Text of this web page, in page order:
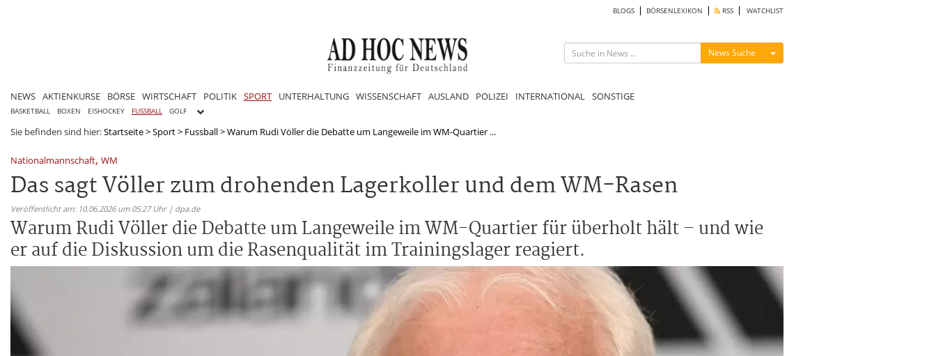
BLOGS BÖRSENLEXIKON RSS WATCHLIST
News Suche Menü ein-/ausblenden
NEWS AKTIENKURSE BÖRSE WIRTSCHAFT POLITIK SPORT UNTERHALTUNG WISSENSCHAFT AUSLAND POLIZEI INTERNATIONAL SONSTIGE
BASKETBALL BOXEN EISHOCKEY FUSSBALL GOLF
Sie befinden sind hier:Startseite>Sport> Fussball>Warum Rudi Völler die Debatte um Langeweile im WM-Quartier ...
Nationalmannschaft, WM
Das sagt Völler zum drohenden Lagerkoller und dem WM-Rasen
Veröffentlicht am: 10.06.2026 um 05:27 Uhr | dpa.de
Warum Rudi Völler die Debatte um Langeweile im WM-Quartier für überholt hält – und wie
er auf die Diskussion um die Rasenqualität im Trainingslager reagiert.